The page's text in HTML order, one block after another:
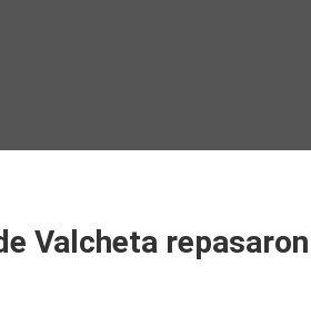
Valcheta repasaron